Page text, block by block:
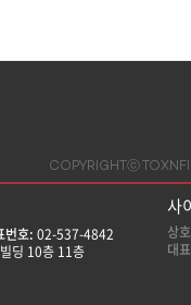
COPYRIGHTⓒ
번호: 02-537-4842
딩 10층 11층
사
상
대